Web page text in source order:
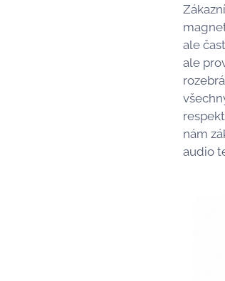
ale
ale
nám
audio